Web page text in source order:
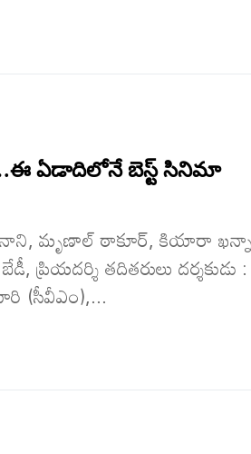
ఏడాదిలోనే బెస్ట్ సినిమా
మృణాల్‌ ఠాకూర్‌, కియారా
తదితరులు దర్శకుడు :
(సీవీఎం),...